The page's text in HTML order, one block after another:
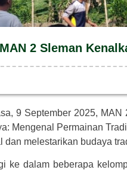
MAN 2 Sleman
9 September 2025,
Mengenal Permainan
dan melestarikan budaya
ke dalam beberapa